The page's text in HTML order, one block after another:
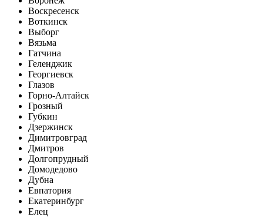
Воскресенск
Воткинск
Выборг
Вязьма
Гатчина
Геленджик
Георгиевск
Глазов
Горно-Алтайск
Грозный
Губкин
Дзержинск
Димитровград
Дмитров
Долгопрудный
Домодедово
Дубна
Евпатория
Екатеринбург
Елец